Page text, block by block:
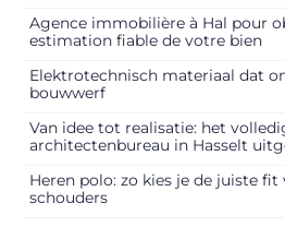
Agence immobilière à Hal pour
estimation fiable de votre bien
Elektrotechnisch materiaal dat
bouwwerf
Van idee tot realisatie: het
architectenbureau in Hasselt
Heren polo: zo kies je de juiste
schouders